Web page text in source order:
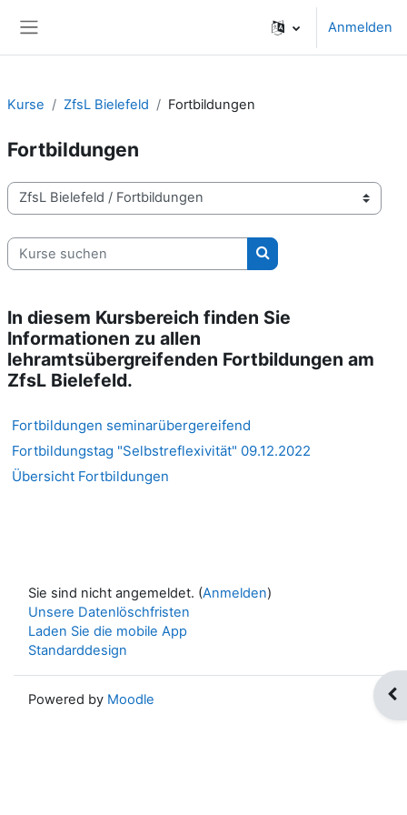
Anmelden
Kurse ZfsL Bielefeld Fortbildungen
Fortbildungen
Kursbereiche
Kurse suchen
Kurse suchen
In diesem Kursbereich finden Sie
Informationen zu allen
lehramtsübergreifenden Fortbildungen am
ZfsL Bielefeld.
Fortbildungen seminarübergereifend
Fortbildungstag "Selbstreflexivität" 09.12.2022
Übersicht Fortbildungen
Sie sind nicht angemeldet. (Anmelden)
Unsere Datenlöschfristen
Laden Sie die mobile App
Standarddesign
Powered by Moodle